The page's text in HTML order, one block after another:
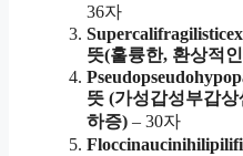
36자
뜻(훌륭한, 환상적
뜻 (가성갑성부갑상
하증) – 30자